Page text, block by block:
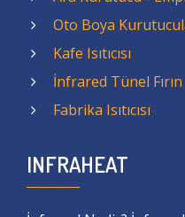
Oto Boya
Kafe Isıtıcısı
İnfrared Tünel Fırın
Fabrika Isıtıcısı
INFRAHEAT